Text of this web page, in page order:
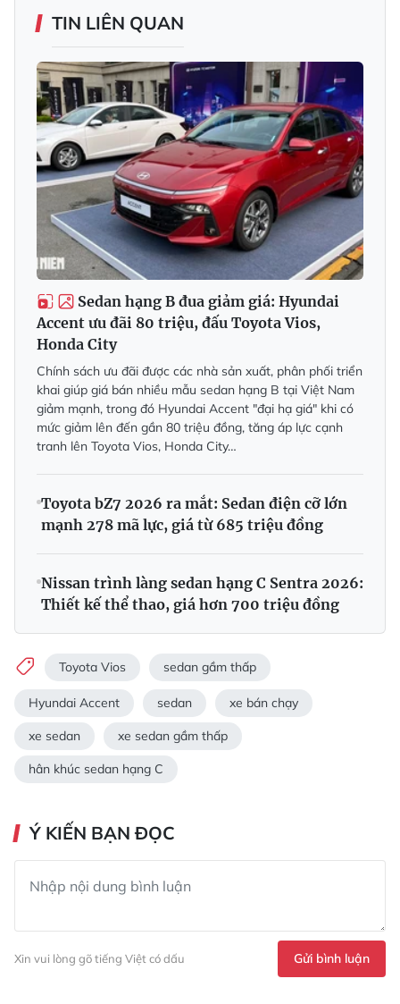
TIN LIÊN QUAN
Sedan hạng B đua giảm giá: Hyundai
Accent ưu đãi 80 triệu, đấu Toyota Vios,
Honda City
Chính sách ưu đãi được các nhà sản xuất, phân phối triển
khai giúp giá bán nhiều mẫu sedan hạng B tại Việt Nam
giảm mạnh, trong đó Hyundai Accent "đại hạ giá" khi có
mức giảm lên đến gần 80 triệu đồng, tăng áp lực cạnh
tranh lên Toyota Vios, Honda City…
Toyota bZ7 2026 ra mắt: Sedan điện cỡ lớn
mạnh 278 mã lực, giá từ 685 triệu đồng
Nissan trình làng sedan hạng C Sentra 2026:
Thiết kế thể thao, giá hơn 700 triệu đồng
Toyota Vios sedan gầm thấp
Hyundai Accent sedan xe bán chạy
xe sedan xe sedan gầm thấp
hân khúc sedan hạng C
Ý KIẾN BẠN ĐỌC
Xin vui lòng gõ tiếng Việt có dấu Gửi bình luận